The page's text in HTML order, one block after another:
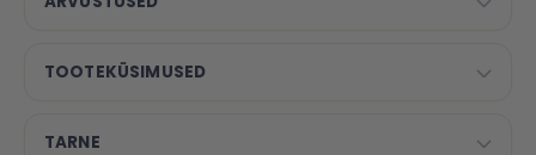
TOOTEKÜSIMUSED
TARNE